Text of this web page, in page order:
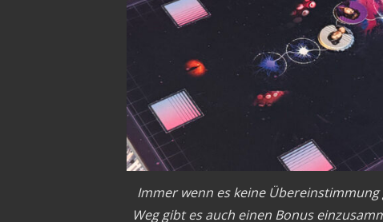
Immer wenn es keine
Weg gibt es auch einen Bonus